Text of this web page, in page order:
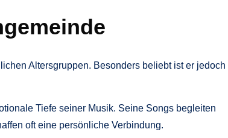
Altersgruppen. Besonders beliebt ist er jedoch
Tiefe seiner Musik. Seine Songs begleiten
oft eine persönliche Verbindung.